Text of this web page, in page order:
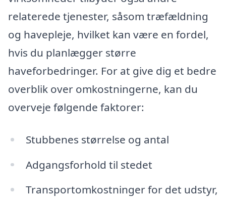
relaterede tjenester, såsom træfældning
og havepleje, hvilket kan være en fordel,
hvis du planlægger større
haveforbedringer. For at give dig et bedre
overblik over omkostningerne, kan du
overveje følgende faktorer:
Stubbenes størrelse og antal
Adgangsforhold til stedet
Transportomkostninger for det udstyr,